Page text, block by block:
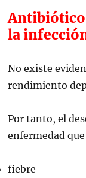
la
No existe
rendimiento
Por tanto, el
enfermedad
fiebre